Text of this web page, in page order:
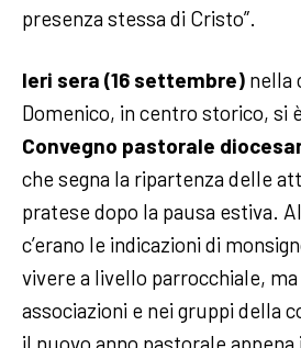
presenza stessa di Cristo”.
Ieri sera (16 settembre) nella
Domenico, in centro storico, si
Convegno pastorale
che segna la ripartenza delle
pratese dopo la pausa estiva.
c’erano le indicazioni di
vivere a livello parrocchiale,
associazioni e nei gruppi della